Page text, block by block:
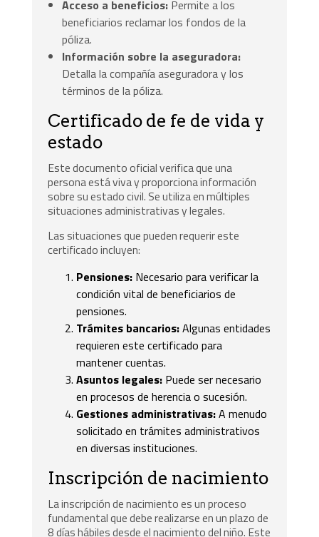
Acceso a beneficios: Permite a los
beneficiarios reclamar los fondos de la
póliza.
Información sobre la aseguradora:
Detalla la compañía aseguradora y los
términos de la póliza.
Certificado de fe de vida y
estado
Este documento oficial verifica que una
persona está viva y proporciona información
sobre su estado civil. Se utiliza en múltiples
situaciones administrativas y legales.
Las situaciones que pueden requerir este
certificado incluyen:
Pensiones: Necesario para verificar la
condición vital de beneficiarios de
pensiones.
Trámites bancarios:Algunas entidades
requieren este certificado para
mantener cuentas.
Asuntos legales: Puede ser necesario
en procesos de herencia o sucesión.
Gestiones administrativas:A menudo
solicitado en trámites administrativos
en diversas instituciones.
Inscripción de nacimiento
La inscripción de nacimiento es un proceso
fundamental que debe realizarse en un plazo de
8 días hábiles desde el nacimiento del niño. Este